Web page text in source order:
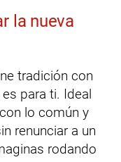
la nueva
tradición con
para ti. Ideal
lo común y
renunciar a un
rodando